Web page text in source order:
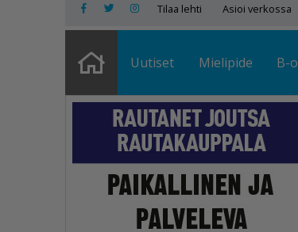
Tilaa lehti Asioi verkossa
Uutiset Mielipide B-